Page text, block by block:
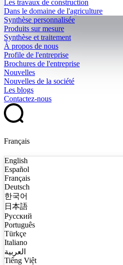
Les travaux de construction
Dans le domaine de l'agriculture
Synthèse personnalisée
Produits sur mesure
Synthèse et traitement
À propos de nous
Profile de l'entreprise
Brochures de l'entreprise
Nouvelles
Nouvelles de la société
Les blogs
Contactez-nous
Français
English
Español
Français
Deutsch
한국어
日本語
Русский
Português
Türkçe
Italiano
العربية
Tiếng Việt